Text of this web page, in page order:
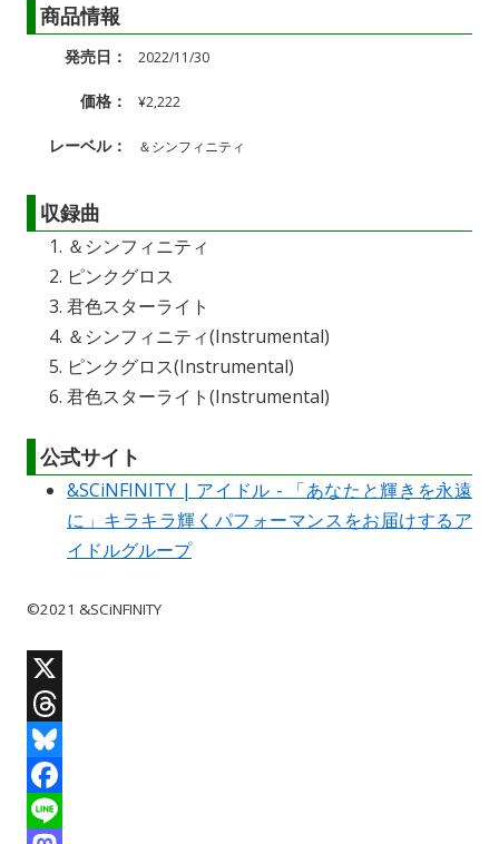
商品情報
発売日： 2022/11/30
価格： ¥2,222
レーベル： ＆シンフィニティ
収録曲
＆シンフィニティ
ピンクグロス
君色スターライト
＆シンフィニティ(Instrumental)
ピンクグロス(Instrumental)
君色スターライト(Instrumental)
公式サイト
&SCiNFINITY | アイドル - 「あなたと輝きを永遠
に」キラキラ輝くパフォーマンスをお届けするア
イドルグループ
©️2021 &SCiNFINITY
X
T
h
r
B
F